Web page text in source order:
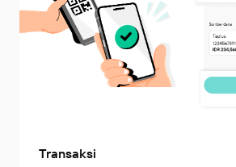
Transaksi